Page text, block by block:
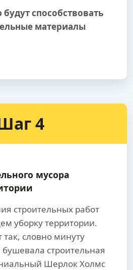
способствовать
материалы
4
мусора
строительных работ
уборку территории.
словно минуту
строительная
Шерлок Холмс